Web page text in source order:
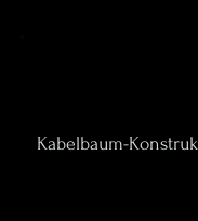
Kabelbaum-